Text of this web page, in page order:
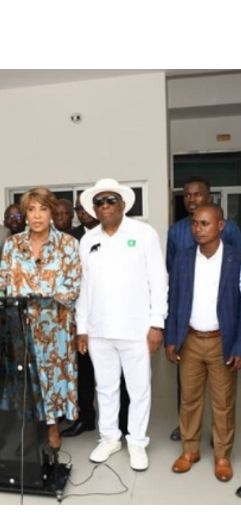
Côte d'Ivoire occupe le 6ème rang